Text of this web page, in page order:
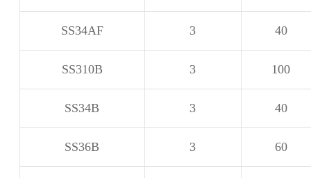
SS34AF 3 40
SS310B 3 100
SS34B 3 40
SS36B 3 60